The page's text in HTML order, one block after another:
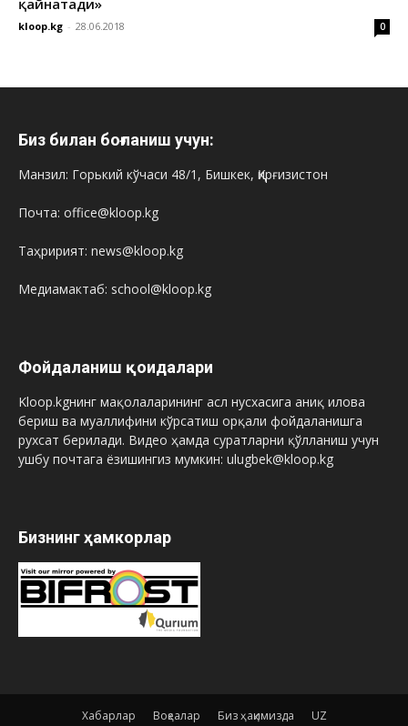
қайнатади»
kloop.kg - 28.06.2018 0
Биз билан боғланиш учун:
Манзил: Горький кўчаси 48/1, Бишкек, Қирғизистон
Почта: office@kloop.kg
Таҳририят: news@kloop.kg
Медиамактаб: school@kloop.kg
Фойдаланиш қоидалари
Kloop.kgнинг мақолаларининг асл нусхасига аниқ илова
бериш ва муаллифини кўрсатиш орқали фойдаланишга
рухсат берилади. Видео ҳамда суратларни қўлланиш учун
ушбу почтага ёзишингиз мумкин: ulugbek@kloop.kg
Бизнинг ҳамкорлар
Хабарлар Воқеалар Биз ҳақимизда UZ